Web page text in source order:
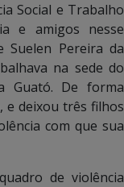
Social e Trabalho
e amigos nesse
Suelen Pereira da
na sede do
Guató. De forma
e deixou três filhos
com que sua
de violência